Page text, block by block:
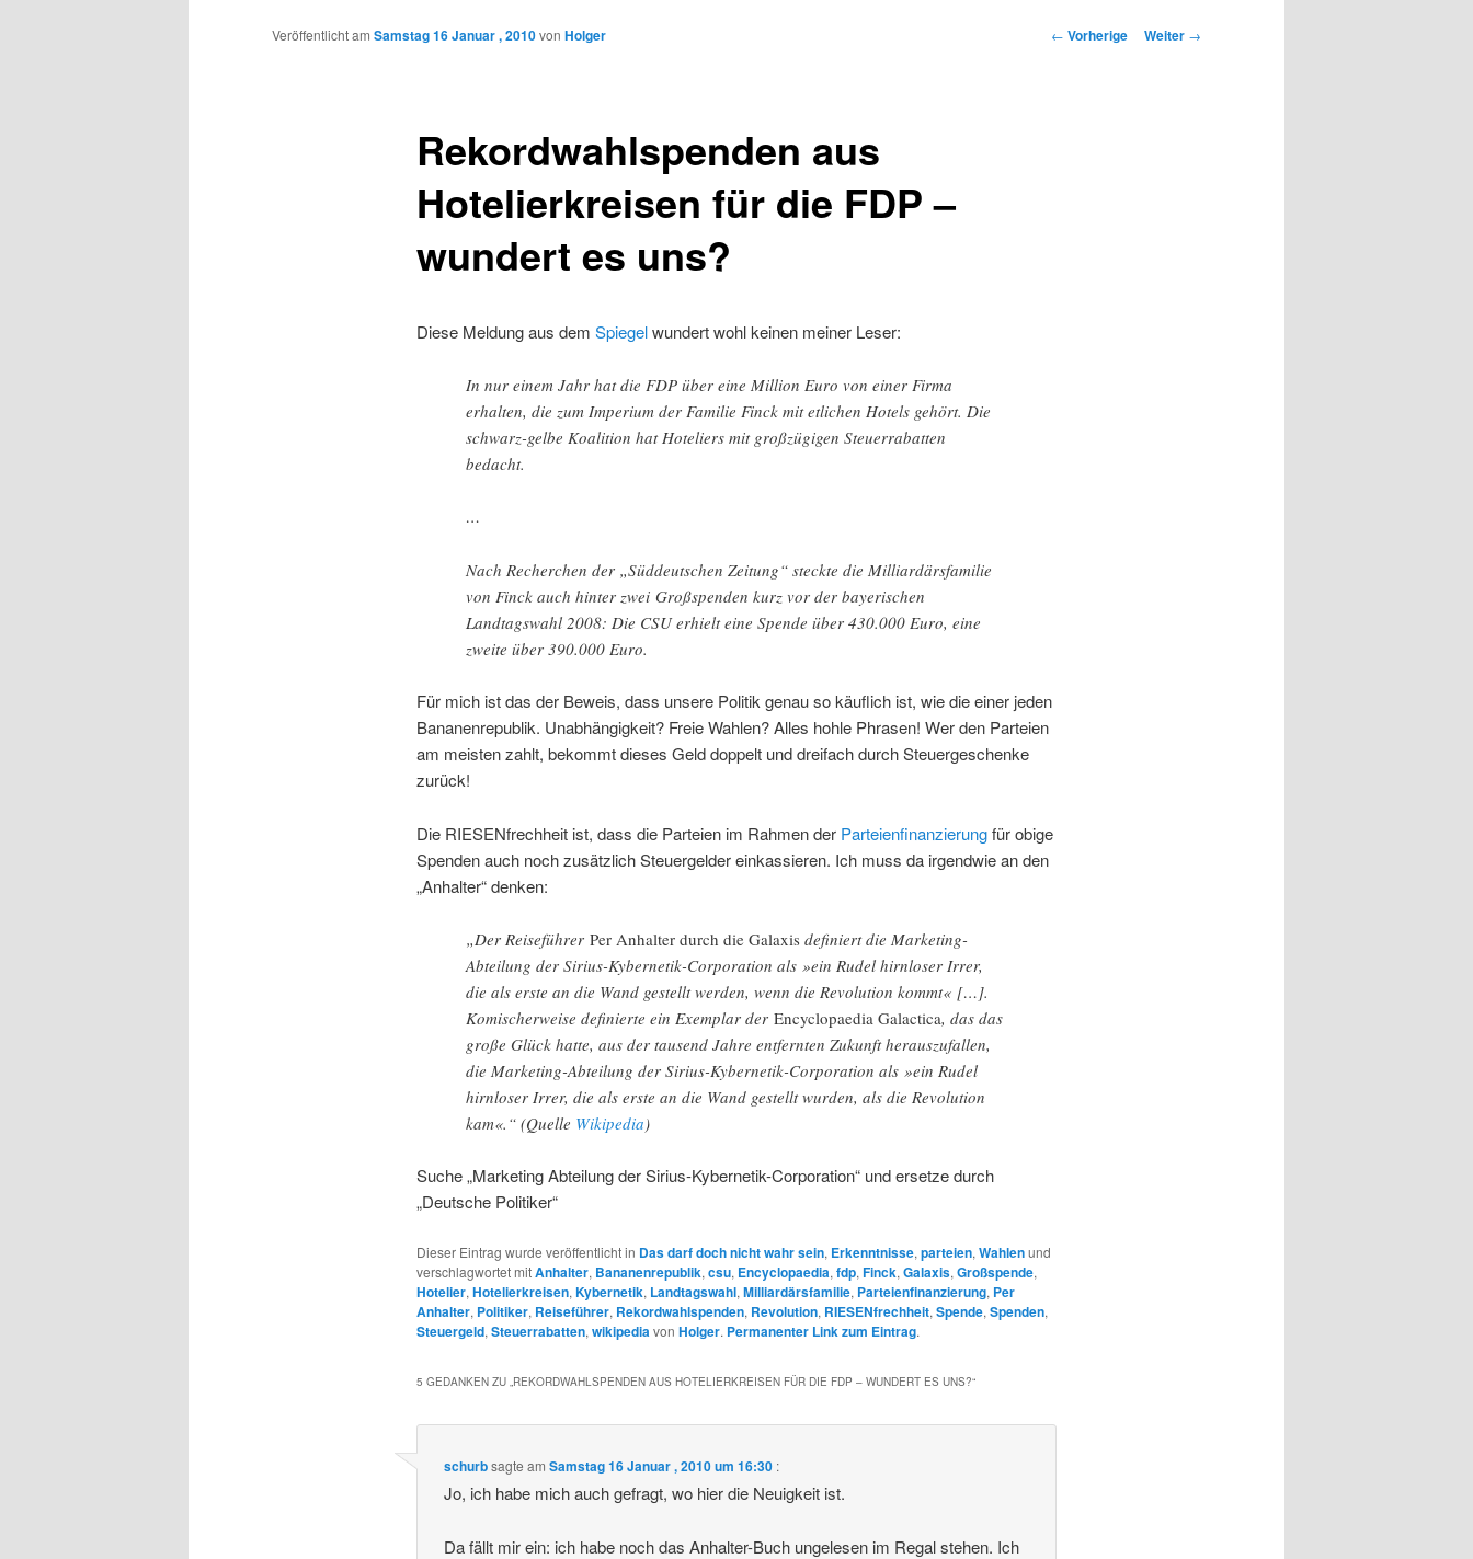
Inhalt
Beitrags-
← Vorherige Weiter →
Rekordwahlspenden aus
Hotelierkreisen für die FDP –
wundert es uns?
Veröffentlicht am Samstag 16 Januar , 2010von Holger
Diese Meldung aus dem Spiegelwundert wohl keinen meiner Leser:
In nur einem Jahr hat die FDP über eine Million Euro von einer Firma
erhalten, die zum Imperium der Familie Finck mit etlichen Hotels gehört. Die
schwarz-gelbe Koalition hat Hoteliers mit großzügigen Steuerrabatten
bedacht.
…
Nach Recherchen der „Süddeutschen Zeitung“ steckte die Milliardärsfamilie
von Finck auch hinter zwei Großspenden kurz vor der bayerischen
Landtagswahl 2008: Die CSU erhielt eine Spende über 430.000 Euro, eine
zweite über 390.000 Euro.
Für mich ist das der Beweis, dass unsere Politik genau so käuflich ist, wie die einer jeden
Bananenrepublik. Unabhängigkeit? Freie Wahlen? Alles hohle Phrasen! Wer den Parteien
am meisten zahlt, bekommt dieses Geld doppelt und dreifach durch Steuergeschenke
zurück!
Die RIESENfrechheit ist, dass die Parteien im Rahmen der Parteienfinanzierungfür obige
Spenden auch noch zusätzlich Steuergelder einkassieren. Ich muss da irgendwie an den
„Anhalter“ denken:
„Der Reiseführer Per Anhalter durch die Galaxisdefiniert die Marketing-
Abteilung der Sirius-Kybernetik-Corporation als »ein Rudel hirnloser Irrer,
die als erste an die Wand gestellt werden, wenn die Revolution kommt« […].
Komischerweise definierte ein Exemplar der Encyclopaedia Galactica, das das
große Glück hatte, aus der tausend Jahre entfernten Zukunft herauszufallen,
die Marketing-Abteilung der Sirius-Kybernetik-Corporation als »ein Rudel
hirnloser Irrer, die als erste an die Wand gestellt wurden, als die Revolution
kam«.“ (Quelle Wikipedia)
Suche „Marketing Abteilung der Sirius-Kybernetik-Corporation“ und ersetze durch
„Deutsche Politiker“
Dieser Eintrag wurde veröffentlicht in Das darf doch nicht wahr sein, Erkenntnisse, parteien, Wahlenund
verschlagwortet mitAnhalter, Bananenrepublik, csu, Encyclopaedia, fdp, Finck, Galaxis, Großspende,
Hotelier, Hotelierkreisen, Kybernetik, Landtagswahl, Milliardärsfamilie, Parteienfinanzierung, Per
Anhalter, Politiker, Reiseführer, Rekordwahlspenden, Revolution, RIESENfrechheit, Spende, Spenden,
Steuergeld, Steuerrabatten, wikipediavon Holger. Permanenter Link zum Eintrag.
5 GEDANKEN ZU „REKORDWAHLSPENDEN AUS HOTELIERKREISEN FÜR DIE FDP – WUNDERT ES UNS?“
schurbsagte amSamstag 16 Januar , 2010 um 16:30 :
Jo, ich habe mich auch gefragt, wo hier die Neuigkeit ist.
Da fällt mir ein: ich habe noch das Anhalter-Buch ungelesen im Regal stehen. Ich